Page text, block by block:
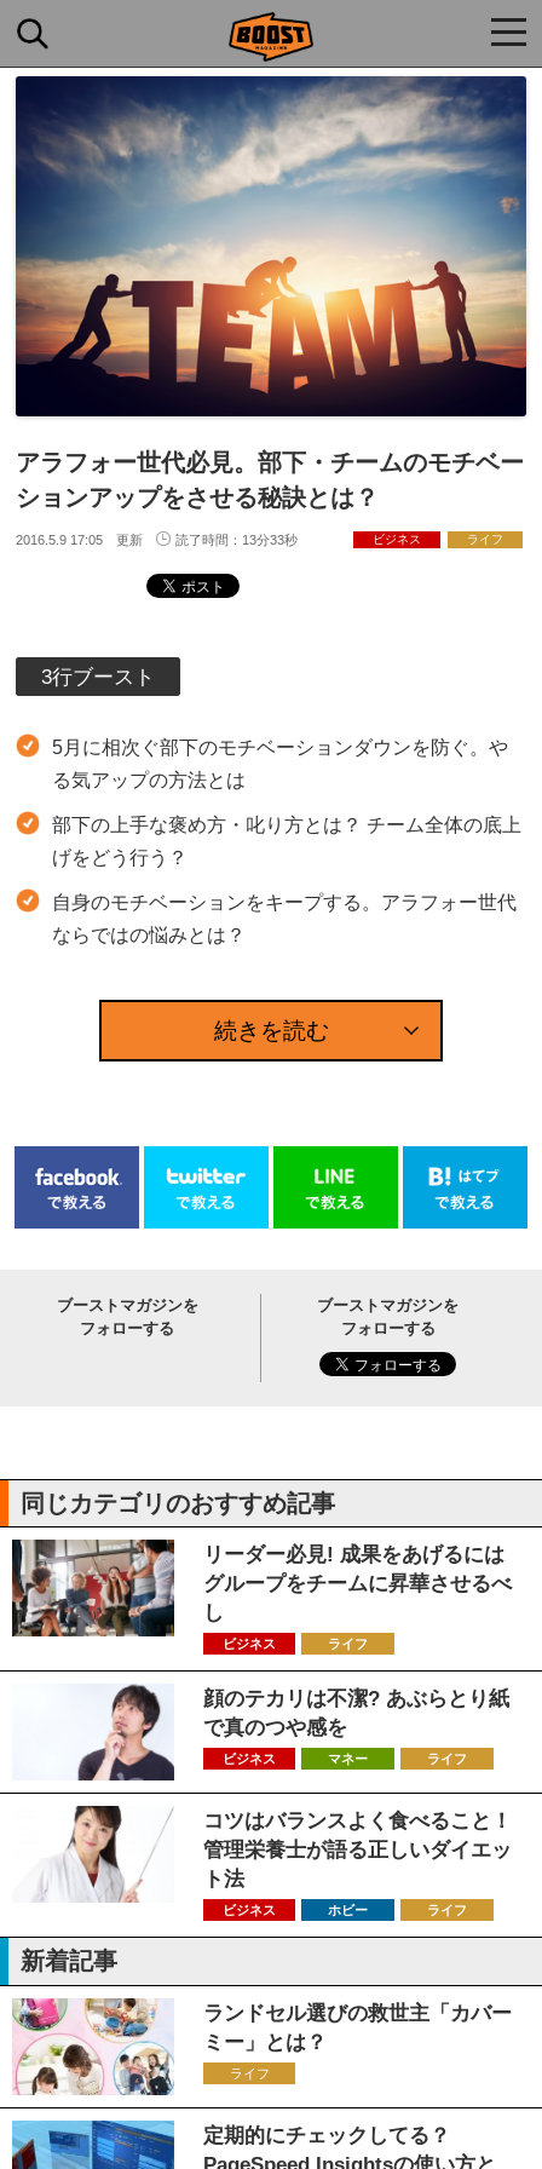
アラフォー世代必見。部下・チームのモチベー
ションアップをさせる秘訣とは？
2016.5.9 17:05 更新 読了時間：13分33秒 ビジネス ライフ
3行ブースト
5月に相次ぐ部下のモチベーションダウンを防ぐ。や
る気アップの方法とは
部下の上手な褒め方・叱り方とは？ チーム全体の底上
げをどう行う？
自身のモチベーションをキープする。アラフォー世代
ならではの悩みとは？
続きを読む
ブーストマガジンを
フォローする
ブーストマガジンを
フォローする
同じカテゴリのおすすめ記事
リーダー必見! 成果をあげるには
グループをチームに昇華させるべ
し
ビジネス ライフ
顔のテカリは不潔? あぶらとり紙
で真のつや感を
ビジネス マネー ライフ
コツはバランスよく食べること！
管理栄養士が語る正しいダイエッ
ト法
ビジネス ホビー ライフ
新着記事
ランドセル選びの救世主「カバー
ミー」とは？
ライフ
定期的にチェックしてる？
PageSpeed Insightsの使い方と